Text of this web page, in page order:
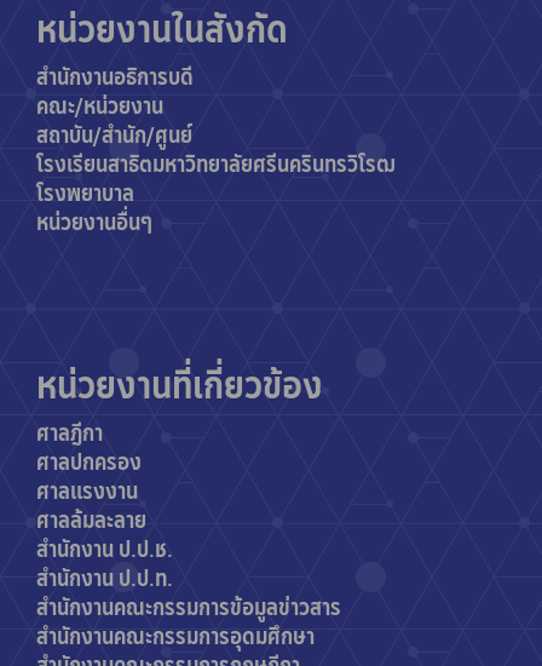
หน่วยงานในสังกัด
สำนักงานอธิการบดี
คณะ/หน่วยงาน
สถาบัน/สำนัก/ศูนย์
โรงเรียนสาธิตมหาวิทยาลัยศรีนครินทรวิโรฒ
โรงพยาบาล
หน่วยงานอื่นๆ
หน่วยงานที่เกี่ยวข้อง
ศาลฎีกา
ศาลปกครอง
ศาลแรงงาน
ศาลล้มละลาย
สำนักงาน ป.ป.ช.
สำนักงาน ป.ป.ท.
สำนักงานคณะกรรมการข้อมูลข่าวสาร
สำนักงานคณะกรรมการอุดมศึกษา